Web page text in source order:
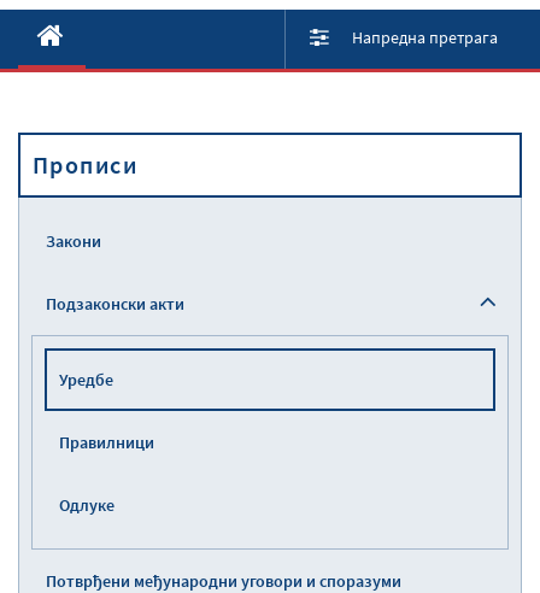
O Министарству
Активности
Прописи
Напредна претрага
Прописи
Закони
Подзаконски акти
Уредбе
Правилници
Одлуке
Потврђени међународни уговори и споразуми